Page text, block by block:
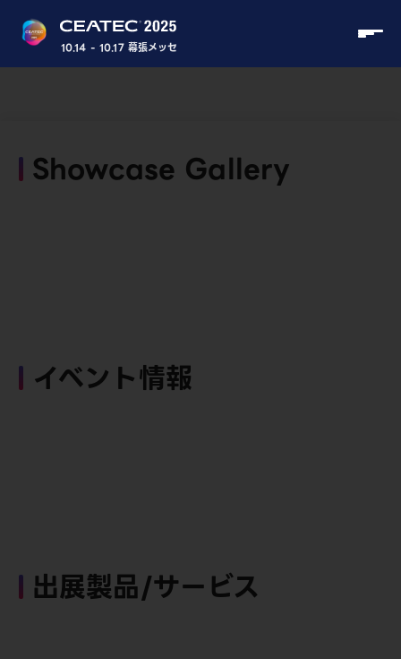
10.14 - 10.17 幕張メッセ
Showcase Gallery
イベント情報
出展製品/サービス